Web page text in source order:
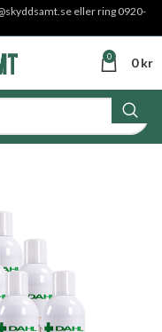
eller ring 0920-
0 0kr